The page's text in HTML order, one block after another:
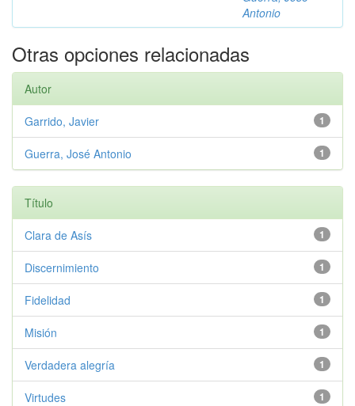
Antonio
Otras opciones relacionadas
Autor
1
Garrido, Javier
1
Guerra, José Antonio
Título
1
Clara de Asís
1
Discernimiento
1
Fidelidad
1
Misión
1
Verdadera alegría
1
Virtudes